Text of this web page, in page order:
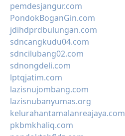
pemdesjangur.com
PondokBoganGin.com
jdihdprdbulungan.com
sdncangkudu04.com
sdncilubang02.com
sdnongdeli.com
lptqjatim.com
lazisnujombang.com
lazisnubanyumas.org
kelurahantamalanreajaya.com
pkbmkhaliq.com